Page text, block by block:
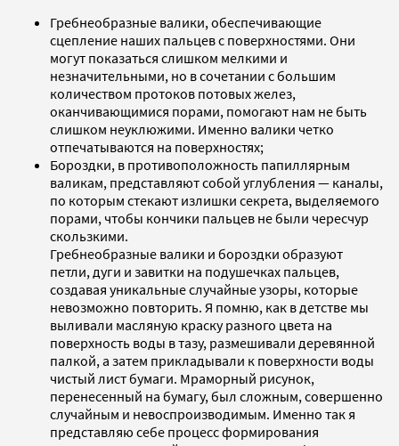
Гребнеобразные валики, обеспечивающие
сцепление наших пальцев с поверхностями. Они
могут показаться слишком мелкими и
незначительными, но в сочетании с большим
количеством протоков потовых желез,
оканчивающимися порами, помогают нам не быть
слишком неуклюжими. Именно валики четко
отпечатываются на поверхностях;
Бороздки, в противоположность папиллярным
валикам, представляют собой углубления — каналы,
по которым стекают излишки секрета, выделяемого
порами, чтобы кончики пальцев не были чересчур
скользкими.
Гребнеобразные валики и бороздки образуют
петли, дуги и завитки на подушечках пальцев,
создавая уникальные случайные узоры, которые
невозможно повторить. Я помню, как в детстве мы
выливали масляную краску разного цвета на
поверхность воды в тазу, размешивали деревянной
палкой, а затем прикладывали к поверхности воды
чистый лист бумаги. Мраморный рисунок,
перенесенный на бумагу, был сложным, совершенно
случайным и невоспроизводимым. Именно так я
представляю себе процесс формирования